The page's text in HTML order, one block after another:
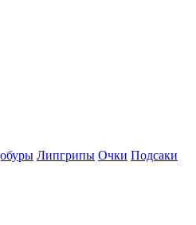
Липгрипы Очки Подсаки